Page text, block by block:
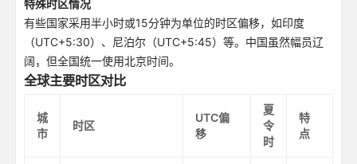
特殊时区情况
有些国家采用半小时或15分钟为单位的时区偏移，如印度
（UTC+5:30）、尼泊尔（UTC+5:45）等。中国虽然幅员辽
阔，但全国统一使用北京时间。
全球主要时区对比
城
市
时区
UTC偏
移
夏
令
时
特
点